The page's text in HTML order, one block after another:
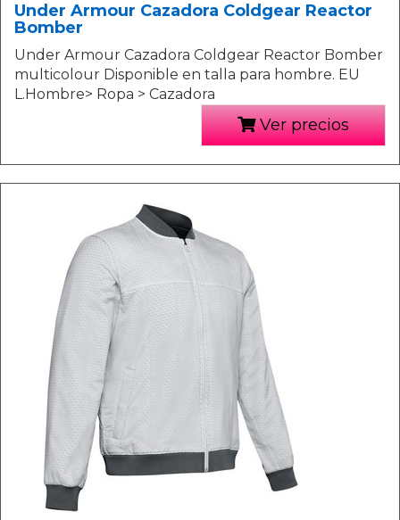
Under Armour Cazadora Coldgear Reactor
Bomber
Under Armour Cazadora Coldgear Reactor Bomber
multicolour Disponible en talla para hombre. EU
L.Hombre> Ropa > Cazadora
Ver precios